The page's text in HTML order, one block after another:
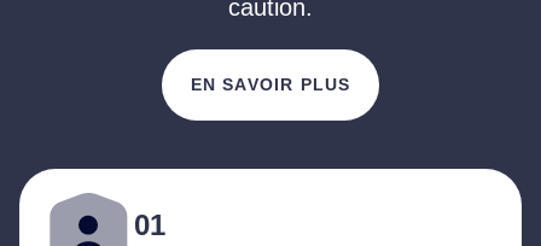
caution.
EN SAVOIR PLUS
01